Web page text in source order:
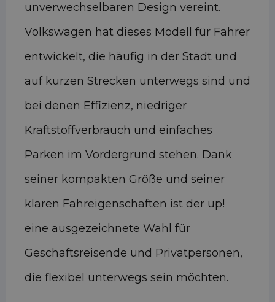
unverwechselbaren Design vereint.
Volkswagen hat dieses Modell für Fahrer
entwickelt, die häufig in der Stadt und
auf kurzen Strecken unterwegs sind und
bei denen Effizienz, niedriger
Kraftstoffverbrauch und einfaches
Parken im Vordergrund stehen. Dank
seiner kompakten Größe und seiner
klaren Fahreigenschaften ist der up!
eine ausgezeichnete Wahl für
Geschäftsreisende und Privatpersonen,
die flexibel unterwegs sein möchten.